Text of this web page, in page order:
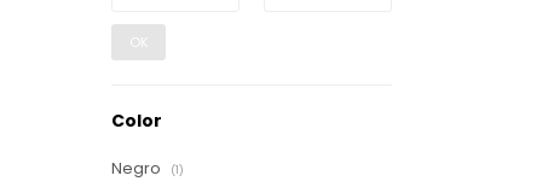
OK
Color
Negro (1)